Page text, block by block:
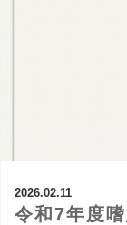
2026.02.11
令和7年度